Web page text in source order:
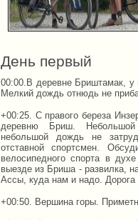
День первый
00:00.В деревне Бриштамак, у
Мелкий дождь отнюдь не
+00:25. С правого береза
деревню Бриш.
небольшой дождь не
отставной спортсмен.
велосипедного спорта в
выезде из Бриша - развилка,
Ассы, куда нам и надо. Дорога
+00:50. Вершина горы.